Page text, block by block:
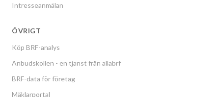
Intresseanmälan
ÖVRIGT
Köp BRF-analys
Anbudskollen - en tjänst från allabrf
BRF-data för företag
Mäklarportal